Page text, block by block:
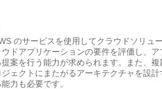
のサービスを使用してクラウドソリ
ドアプリケーションの要件を評価し、
案を行う能力が求められます。また、
ェクトにまたがるアーキテクチャを設
力も必要です。